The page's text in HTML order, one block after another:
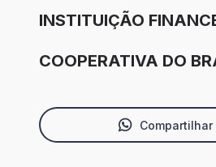
INSTITUIÇÃO
COOPERATIVA DO
Compartilhar